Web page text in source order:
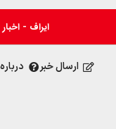
ایراف -
ارسال خبر